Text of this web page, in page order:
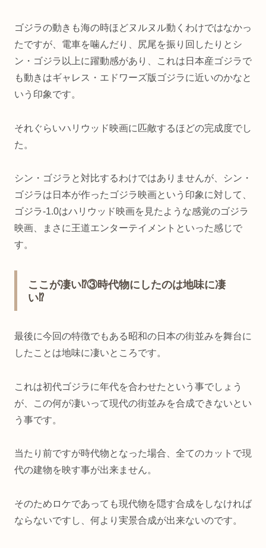
ゴジラの動きも海の時ほどヌルヌル動くわけではなかっ
たですが、電車を噛んだり、尻尾を振り回したりとシ
ン・ゴジラ以上に躍動感があり、これは日本産ゴジラで
も動きはギャレス・エドワーズ版ゴジラに近いのかなと
いう印象です。
それぐらいハリウッド映画に匹敵するほどの完成度でし
た。
シン・ゴジラと対比するわけではありませんが、シン・
ゴジラは日本が作ったゴジラ映画という印象に対して、
ゴジラ-1.0はハリウッド映画を見たような感覚のゴジラ
映画、まさに王道エンターテイメントといった感じで
す。
ここが凄い⁉③時代物にしたのは地味に凄
い⁉
最後に今回の特徴でもある昭和の日本の街並みを舞台に
したことは地味に凄いところです。
これは初代ゴジラに年代を合わせたという事でしょう
が、この何が凄いって現代の街並みを合成できないとい
う事です。
当たり前ですが時代物となった場合、全てのカットで現
代の建物を映す事が出来ません。
そのためロケであっても現代物を隠す合成をしなければ
ならないですし、何より実景合成が出来ないのです。